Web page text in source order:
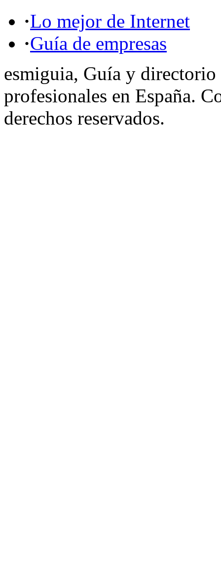
·Lo mejor de Internet
·Guía de empresas
esmiguia, Guía y directorio
profesionales en España.
derechos reservados.